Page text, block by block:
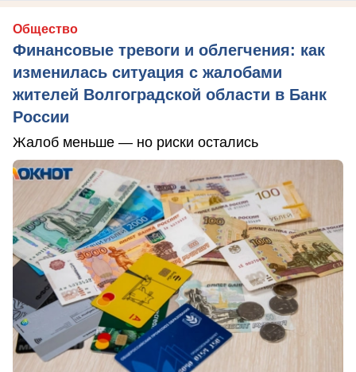
Общество
Финансовые тревоги и облегчения: как
изменилась ситуация с жалобами
жителей Волгоградской области в Банк
России
Жалоб меньше — но риски остались